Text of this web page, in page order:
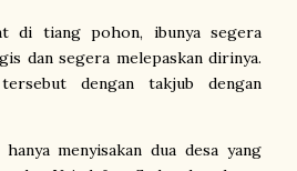
di tiang pohon, ibunya segera
dan segera melepaskan dirinya.
dengan takjub dengan
menyisakan dua desa yang